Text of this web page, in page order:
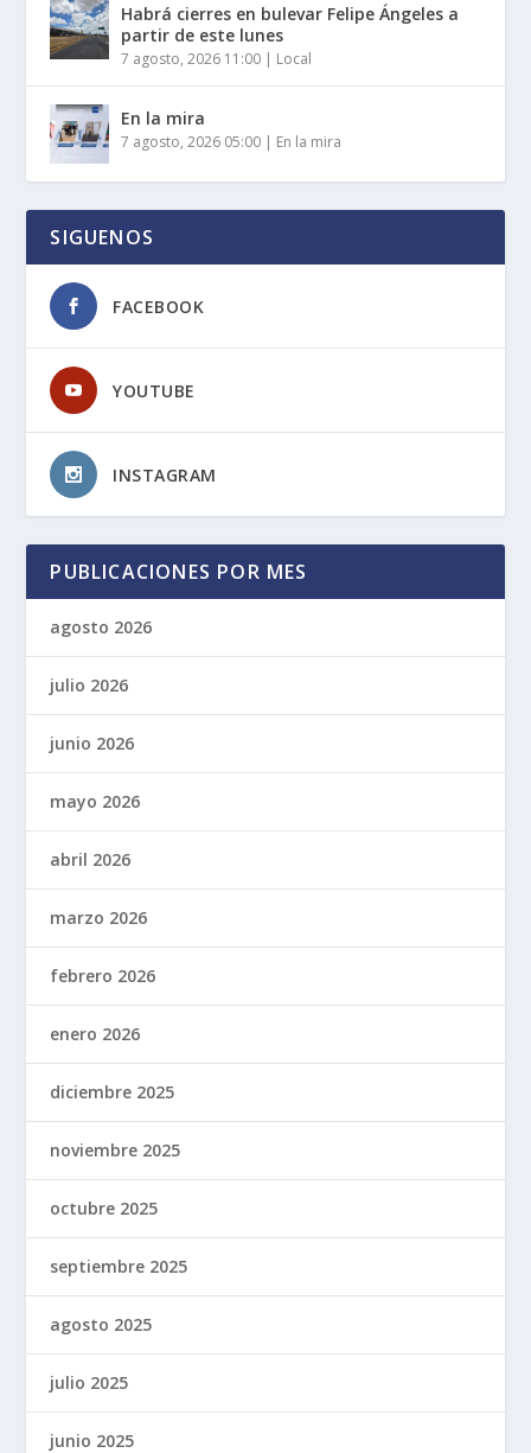
Habrá cierres en bulevar Felipe Ángeles a
partir de este lunes
7 agosto, 2026 11:00 | Local
En la mira
7 agosto, 2026 05:00 | En la mira
SIGUENOS
FACEBOOK
YOUTUBE
INSTAGRAM
PUBLICACIONES POR MES
agosto 2026
julio 2026
junio 2026
mayo 2026
abril 2026
marzo 2026
febrero 2026
enero 2026
diciembre 2025
noviembre 2025
octubre 2025
septiembre 2025
agosto 2025
julio 2025
junio 2025